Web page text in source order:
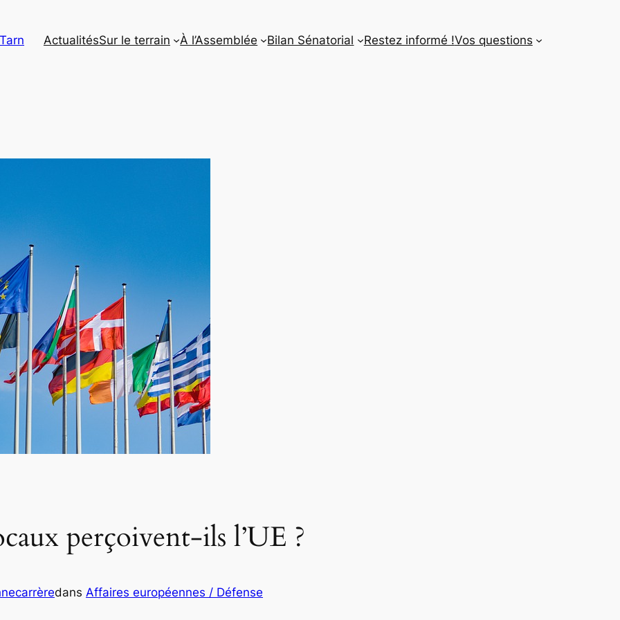
ActualitésSur le terrain À l’Assemblée Bilan Sénatorial Restez informé !Vos questions
perçoivent-ils l’UE ?
dans Affaires européennes / Défense